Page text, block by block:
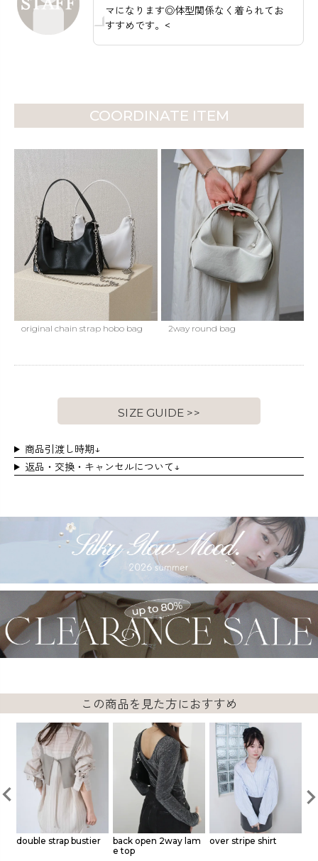
マになります◎体型関係なく着られてお
すすめです。<
COORDINATE ITEM
original chain strap hobo bag 2way round bag
SIZE GUIDE >>
商品引渡し時期↓
返品・交換・キャンセルについて↓
この商品を見た方におすすめ
double strap bustier
back open 2way lam
e top
over stripe shirt